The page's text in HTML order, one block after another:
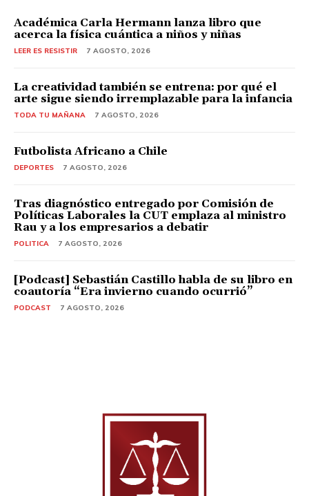
Académica Carla Hermann lanza libro que
acerca la física cuántica a niños y niñas
LEER ES RESISTIR 7 AGOSTO, 2026
La creatividad también se entrena: por qué el
arte sigue siendo irremplazable para la infancia
TODA TU MAÑANA 7 AGOSTO, 2026
Futbolista Africano a Chile
DEPORTES 7 AGOSTO, 2026
Tras diagnóstico entregado por Comisión de
Políticas Laborales la CUT emplaza al ministro
Rau y a los empresarios a debatir
POLITICA 7 AGOSTO, 2026
[Podcast] Sebastián Castillo habla de su libro en
coautoría “Era invierno cuando ocurrió”
PODCAST 7 AGOSTO, 2026